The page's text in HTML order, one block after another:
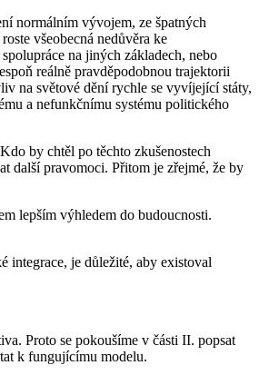
normálním vývojem, ze špatných
všeobecná nedůvěra ke
na jiných základech, nebo
reálně pravděpodobnou trajektorii
na světové dění rychle se vyvíjející státy,
a nefunkčnímu systému politického
by chtěl po těchto zkušenostech
další pravomoci. Přitom je zřejmé, že by
lepším výhledem do budoucnosti.
integrace, je důležité, aby existoval
Proto se pokoušíme v části II. popsat
k fungujícímu modelu.